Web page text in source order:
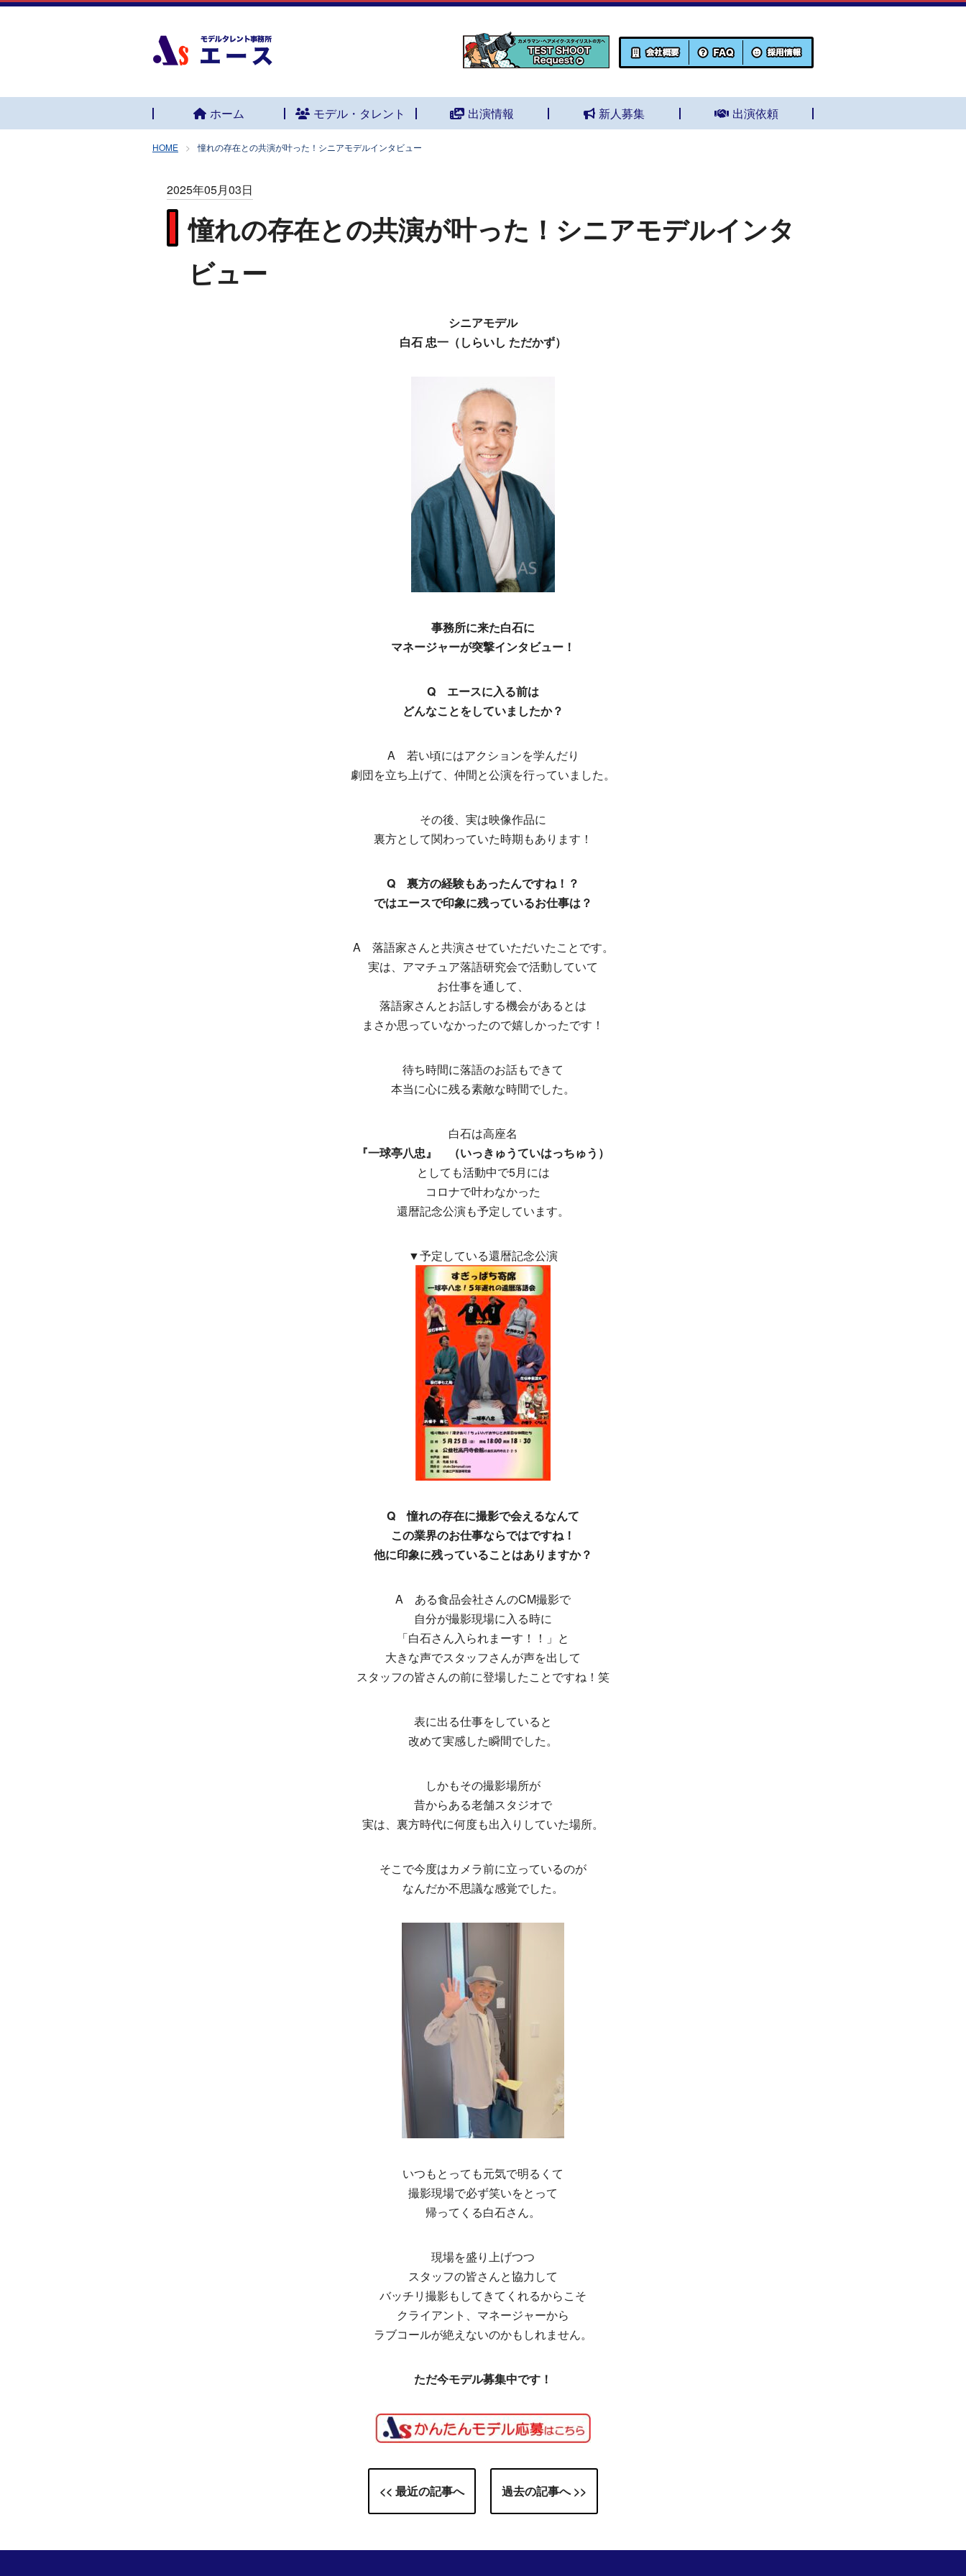
ホーム モデル・タレント 出演情報 新人募集 出演依頼
HOME 憧れの存在との共演が叶った！シニアモデルインタビュー
2025年05月03日
憧れの存在との共演が叶った！シニアモデルインタ
ビュー
シニアモデル
白石 忠一（しらいし ただかず）
事務所に来た白石に
マネージャーが突撃インタビュー！
Q エースに入る前は
どんなことをしていましたか？
A 若い頃にはアクションを学んだり
劇団を立ち上げて、仲間と公演を行っていました。
その後、実は映像作品に
裏方として関わっていた時期もあります！
Q 裏方の経験もあったんですね！？
ではエースで印象に残っているお仕事は？
A 落語家さんと共演させていただいたことです。
実は、アマチュア落語研究会で活動していて
お仕事を通して、
落語家さんとお話しする機会があるとは
まさか思っていなかったので嬉しかったです！
待ち時間に落語のお話もできて
本当に心に残る素敵な時間でした。
白石は高座名
『一球亭八忠』 （いっきゅうていはっちゅう）
としても活動中で5月には
コロナで叶わなかった
還暦記念公演も予定しています。
▼予定している還暦記念公演
Q 憧れの存在に撮影で会えるなんて
この業界のお仕事ならではですね！
他に印象に残っていることはありますか？
A ある食品会社さんのCM撮影で
自分が撮影現場に入る時に
「白石さん入られまーす！！」と
大きな声でスタッフさんが声を出して
スタッフの皆さんの前に登場したことですね！笑
表に出る仕事をしていると
改めて実感した瞬間でした。
しかもその撮影場所が
昔からある老舗スタジオで
実は、裏方時代に何度も出入りしていた場所。
そこで今度はカメラ前に立っているのが
なんだか不思議な感覚でした。
いつもとっても元気で明るくて
撮影現場で必ず笑いをとって
帰ってくる白石さん。
現場を盛り上げつつ
スタッフの皆さんと協力して
バッチリ撮影もしてきてくれるからこそ
クライアント、マネージャーから
ラブコールが絶えないのかもしれません。
ただ今モデル募集中です！
<< 最近の記事へ 過去の記事へ >>